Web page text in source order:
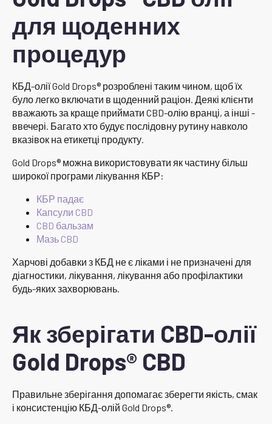
для щоденних
процедур
КБД-олії Gold Drops® розроблені таким чином, щоб їх
було легко включати в щоденний раціон. Деякі клієнти
вважають за краще приймати CBD-олію вранці, а інші -
ввечері. Багато хто будує послідовну рутину навколо
вказівок на етикетці продукту.
Gold Drops® можна використовувати як частину більш
широкої програми лікування КБР:
КБР падає
Капсули CBD
CBD бальзам
Мазь CBD
Харчові добавки з КБД не є ліками і не призначені для
діагностики, лікування, лікування або профілактики
будь-яких захворювань.
Як зберігати CBD-олії
Gold Drops® CBD
Правильне зберігання допомагає зберегти якість, смак
і консистенцію КБД-олій Gold Drops®.